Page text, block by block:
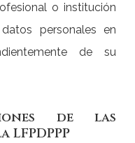
o institución
personales en
de su
de las